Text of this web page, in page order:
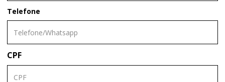
Telefone
CPF